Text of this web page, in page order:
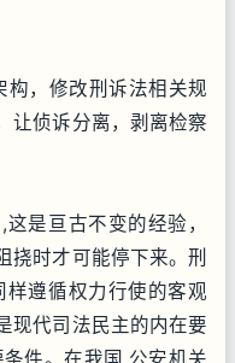
构，修改刑诉法相关规
让侦诉分离，剥离检察
是亘古不变的经验，
挠时才可能停下来。刑
遵循权力行使的客观
现代司法民主的内在要